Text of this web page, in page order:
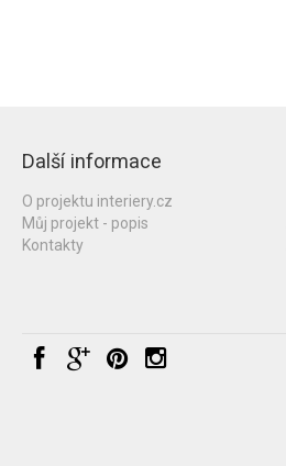
Další informace
O projektu interiery.cz
Můj projekt - popis
Kontakty